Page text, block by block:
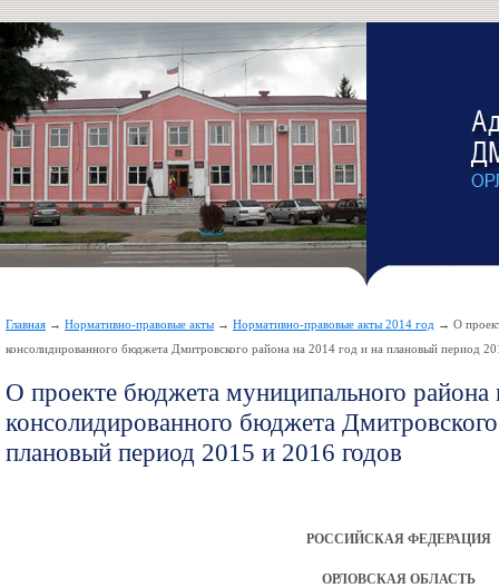
Главная → Нормативно-правовые акты → Нормативно-правовые акты 2014 год → О
консолидированного бюджета Дмитровского района на 2014 год и на плановый период
О проекте бюджета муниципального района
консолидированного бюджета
плановый период 2015 и 2016 годов
РОССИЙСКАЯ ФЕДЕРАЦИЯ
ОРЛОВСКАЯ ОБЛАСТЬ